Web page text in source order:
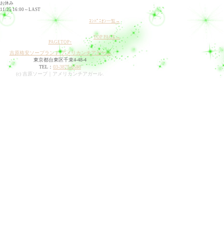
お休み
11/25 16:00～LAST
ｺﾝﾊﾟﾆｵﾝ一覧→
TOP PAGE→
PAGETOP↑
吉原格安ソープランド アメリカンチアガール
東京都台東区千束4-48-4
TEL： 03-3875-6586
(c) 吉原ソープ｜アメリカンチアガール.